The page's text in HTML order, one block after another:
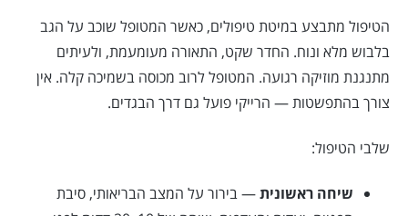
הטיפול מתבצע במיטת טיפולים, כאשר המטופל שוכב על הגב
בלבוש מלא ונוח. החדר שקט, התאורה מעומעמת, ולעיתים
מתנגנת מוזיקה רגועה. המטופל לרוב מכוסה בשמיכה קלה. אין
צורך בהתפשטות — הרייקי פועל גם דרך הבגדים.
שלבי הטיפול:
שיחה ראשונית— בירור על המצב הבריאותי, סיבת